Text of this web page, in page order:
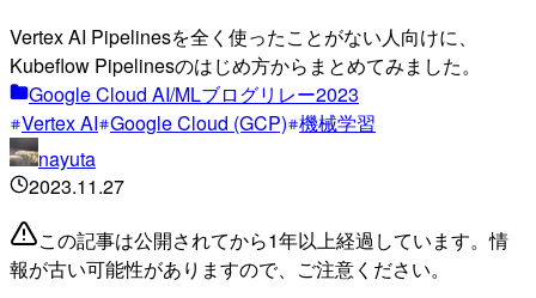
Vertex AI Pipelinesを全く使ったことがない人向けに、
Kubeflow Pipelinesのはじめ方からまとめてみました。
Google Cloud AI/MLブログリレー2023
Vertex AI Google Cloud (GCP) 機械学習
nayuta
2023.11.27
この記事は公開されてから1年以上経過しています。情
報が古い可能性がありますので、ご注意ください。